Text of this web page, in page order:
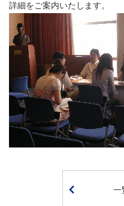
詳細をご案内いたします。
一